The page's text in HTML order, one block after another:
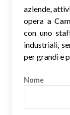
aziende,
opera a
con uno
industriali,
per grandi e
Nome